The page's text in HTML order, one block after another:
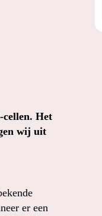
cellen. Het
wij uit
er een